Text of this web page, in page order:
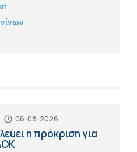
06-08-2026
η πρόκριση για